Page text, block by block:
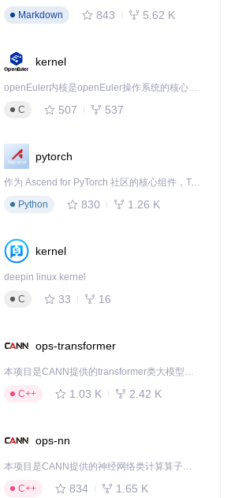
Markdown
843 5.62 K
kernel
openEuler内核是openEuler操作系统的核心，既是系统性能与稳定性的基石，也是连接处理器、设备与服务的桥梁。
C
507 537
pytorch
作为 Ascend for PyTorch 社区的核心组件，TorchNPU 是昇腾专为 PyTorch 打造的深度学习适配插件，使 PyTorch 框架能够直接调用昇腾 NPU，为开发者提供昇腾 AI 处理器的超强算力。
Python
830 1.26 K
kernel
deepin linux kernel
C
33 16
ops-transformer
本项目是CANN提供的transformer类大模型算子库，实现网络在NPU上加速计算。
C++
1.03 K 2.42 K
ops-nn
本项目是CANN提供的神经网络类计算算子库，实现网络在NPU上加速计算。
C++
834 1.65 K